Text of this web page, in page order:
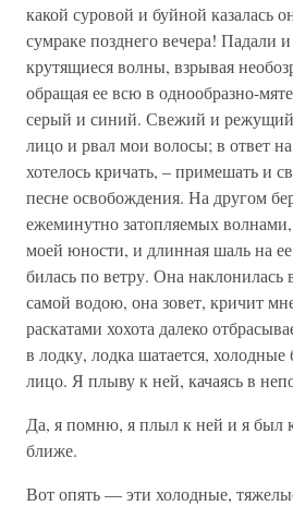
какой суровой и буйной казалась
сумраке позднего вечера! Падали
крутящиеся волны, взрывая
обращая ее всю в однообразно-
серый и синий. Свежий и режущий
лицо и рвал мои волосы; в ответ
хотелось кричать, – примешать и
песне освобождения. На другом
ежеминутно затопляемых волнами,
моей юности, и длинная шаль на
билась по ветру. Она наклонилась
самой водою, она зовет, кричит
раскатами хохота далеко
в лодку, лодка шатается,
лицо. Я плыву к ней, качаясь в
Да, я помню, я плыл к ней и я был
ближе.
Вот опять — эти холодные,